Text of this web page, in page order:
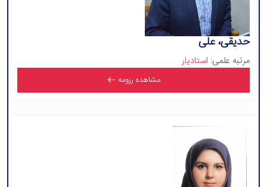
حدیقی، علی
مرتبه علمی: استادیار
مشاهده رزومه